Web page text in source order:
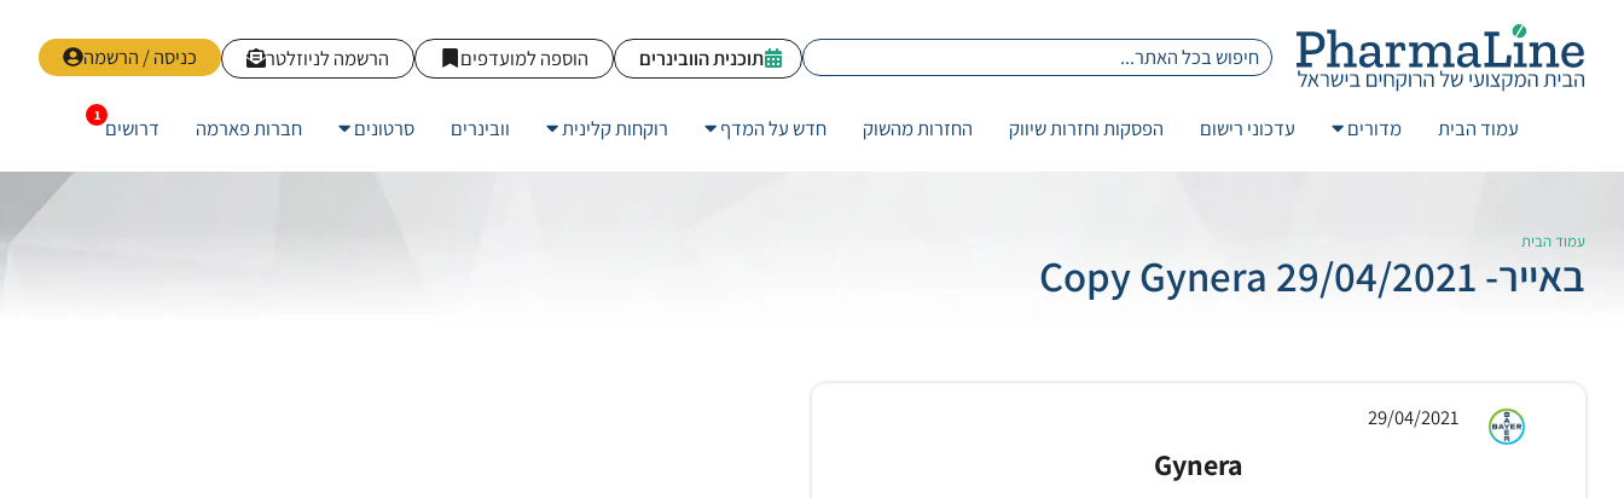
כניסה / הרשמה הרשמה לניוזלטר הוספה למועדפים תוכנית הוובינרים
עמוד הבית מדורים עדכוני רישום הפסקות וחזרות שיווק החזרות מהשוק חדש על המדף רוקחות קלינית וובינרים סרטונים חברות פארמה דרושים
עמוד הבית
באייר- 29/04/2021 Copy Gynera
29/04/2021
Gynera